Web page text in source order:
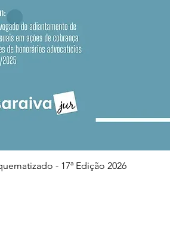
Visualização rápida
- 17ª Edição 2026